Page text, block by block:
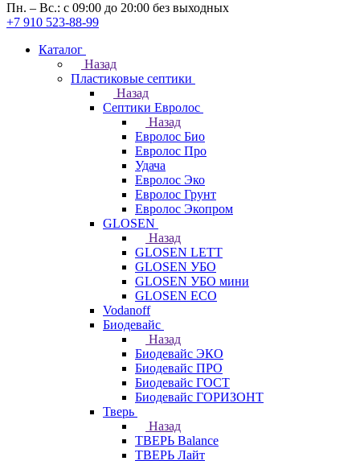
Пн. – Вс.: с 09:00 до 20:00 без выходных
+7 910 523-88-99
Каталог
Назад
Пластиковые септики
Назад
Септики Евролос
Назад
Евролос Био
Евролос Про
Удача
Евролос Эко
Евролос Грунт
Евролос Экопром
GLOSEN
Назад
GLOSEN LETT
GLOSEN УБО
GLOSEN УБО мини
GLOSEN ECO
Vodanoff
Биодевайс
Назад
Биодевайс ЭКО
Биодевайс ПРО
Биодевайс ГОСТ
Биодевайс ГОРИЗОНТ
Тверь
Назад
ТВЕРЬ Balance
ТВЕРЬ Лайт